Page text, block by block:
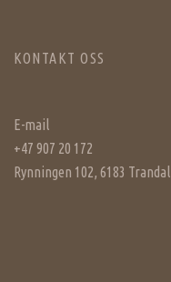
KONTAKT OSS
E-mail
+47 907 20 172
Rynningen 102, 6183 Trandal